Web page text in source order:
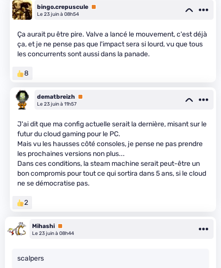
bingo.crepuscule Premium
Le 23 juin à 08h54
Ça aurait pu être pire. Valve a lancé le mouvement, c'est déjà
ça, et je ne pense pas que l'impact sera si lourd, vu que tous
les concurrents sont aussi dans la panade.
8
dematbreizh Premium
Le 23 juin à 11h57
J'ai dit que ma config actuelle serait la dernière, misant sur le
futur du cloud gaming pour le PC.
Mais vu les hausses côté consoles, je pense ne pas prendre
les prochaines versions non plus...
Dans ces conditions, la steam machine serait peut-être un
bon compromis pour tout ce qui sortira dans 5 ans, si le cloud
ne se démocratise pas.
2
Mihashi Premium
Le 23 juin à 08h44
scalpers